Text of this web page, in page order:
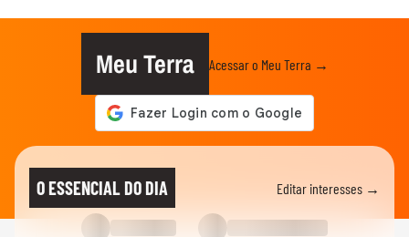
Meu Terra Acessar o Meu Terra →
O ESSENCIAL DO DIA Editar interesses →